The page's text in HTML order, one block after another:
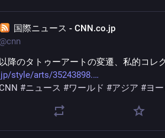
国際ニュース - CNN.co.jp
@cnn
降のタトゥーアートの変遷、私的コレ
style/arts/35243898.
#ニュース #ワールド #アジア #ヨ